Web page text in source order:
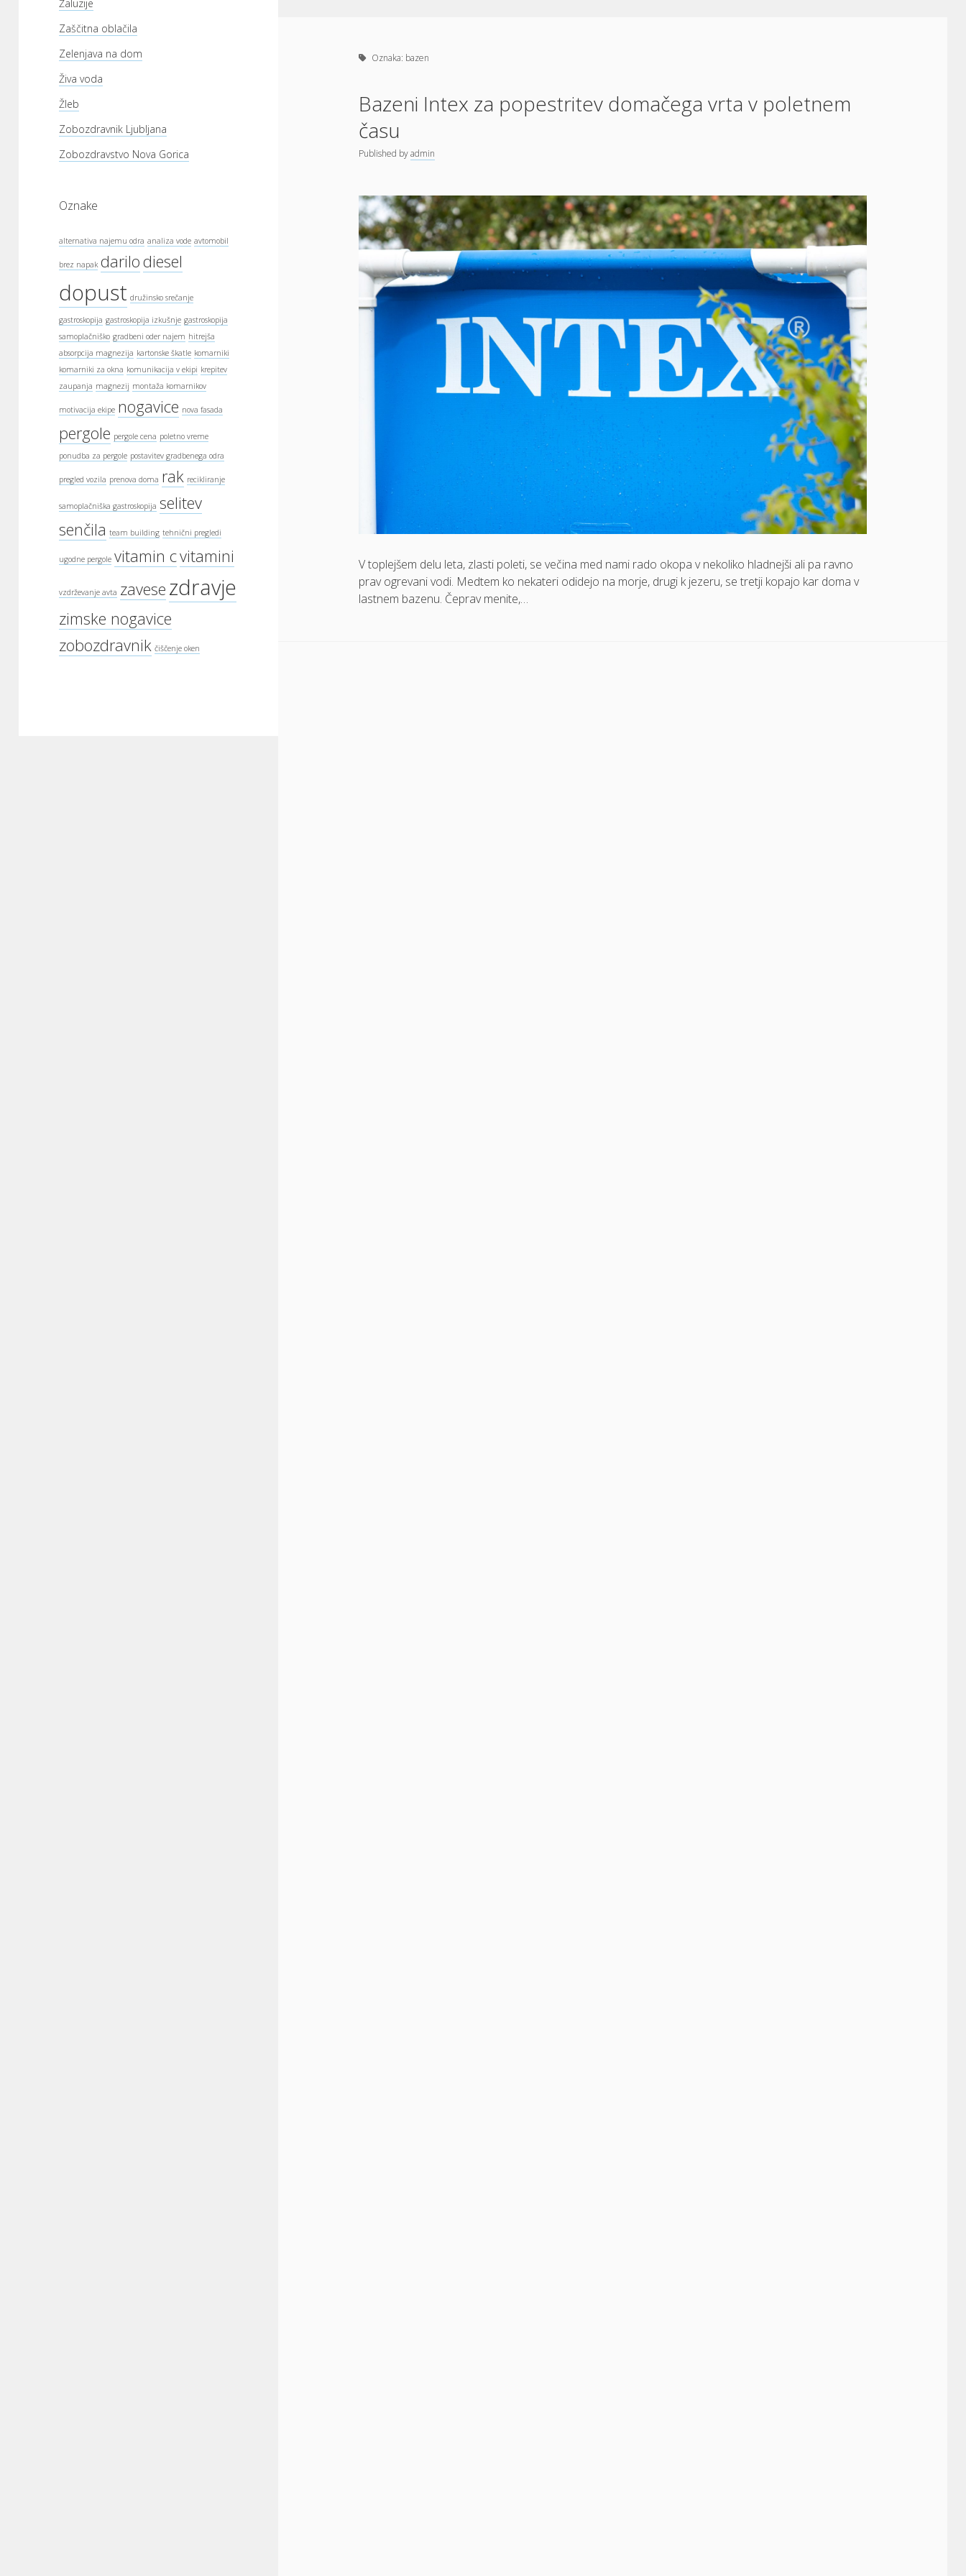
Žaluzije
Zaščitna oblačila
Zelenjava na dom
Živa voda
Žleb
Zobozdravnik Ljubljana
Zobozdravstvo Nova Gorica
Oznake
alternativa najemu odra analiza vode avtomobil
brez napak darilodiesel
dopust družinsko srečanje
gastroskopija gastroskopija izkušnje gastroskopija
samoplačniško gradbeni oder najem hitrejša
absorpcija magnezija kartonske škatle komarniki
komarniki za okna komunikacija v ekipi krepitev
zaupanja magnezij montaža komarnikov
motivacija ekipe nogavice nova fasada
pergole pergole cena poletno vreme
ponudba za pergole postavitev gradbenega odra
pregled vozila prenova doma rak recikliranje
samoplačniška gastroskopija selitev
senčila team building tehnični pregledi
ugodne pergole vitamin cvitamini
vzdrževanje avta zavese zdravje
zimske nogavice
zobozdravnik čiščenje oken
Oznaka: bazen
Bazeni Intex za popestritev domačega vrta v poletnem
času
Published byadmin
V toplejšem delu leta, zlasti poleti, se večina med nami rado okopa v nekoliko hladnejši ali pa ravno
prav ogrevani vodi. Medtem ko nekateri odidejo na morje, drugi k jezeru, se tretji kopajo kar doma v
lastnem bazenu. Čeprav menite,…